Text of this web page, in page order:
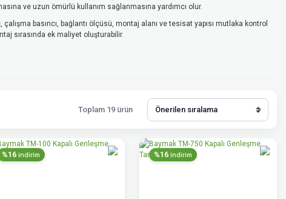
ve uzun ömürlü kullanım sağlanmasına yardımcı olur.
basıncı, bağlantı ölçüsü, montaj alanı ve tesisat yapısı mutlaka kontrol
sırasında ek maliyet oluşturabilir.
Toplam 19 ürün
%16 indirim %16 indirim